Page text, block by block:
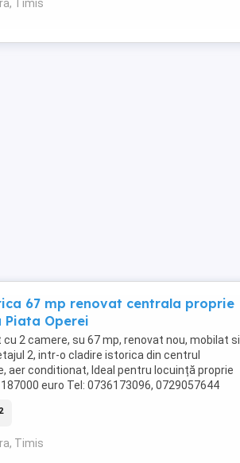
Timis
67 mp renovat centrala proprie
Piata Operei
2 camere, su 67 mp, renovat nou, mobilat si
2, intr-o cladire istorica din centrul
aer conditionat, Ideal pentru locuință proprie
euro Tel: 0736173096, 0729057644
Timis